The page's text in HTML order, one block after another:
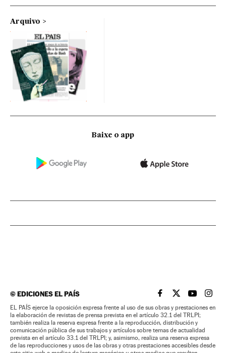
Arquivo
Baixe o app
©EDICIONES EL PAÍS EL PAÍS BRASIL EN
EL PAÍSEL PAÍS
EL
EL PAÍS ejerce la oposición expresa frente al uso de sus obras y prestaciones en
la elaboración de revistas de prensa prevista en el artículo 32.1 del TRLPI;
también realiza la reserva expresa frente a la reproducción, distribución y
comunicación pública de sus trabajos y artículos sobre temas de actualidad
prevista en el artículo 33.1 del TRLPI; y, asimismo, realiza una reserva expresa
de las reproducciones y usos de las obras y otras prestaciones accesibles desde